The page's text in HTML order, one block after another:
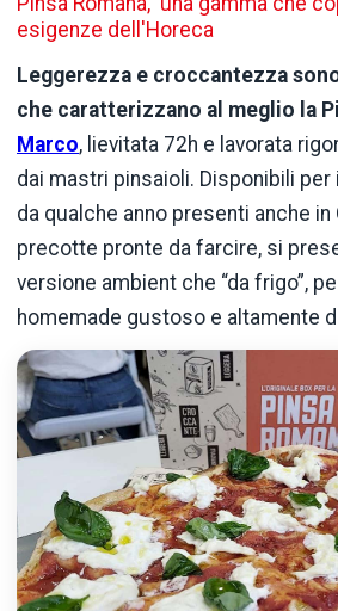
esigenze dell'Horeca
Leggerezza e croccantezza
che caratterizzano al meglio la
Marco, lievitata 72h e lavorata
dai mastri pinsaioli. Disponibili per
da qualche anno presenti anche in
precotte pronte da farcire, si
versione ambient che “da frigo”,
homemade gustoso e altamente